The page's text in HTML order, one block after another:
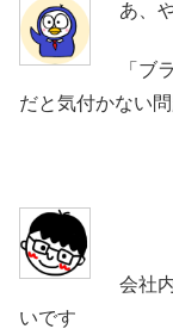
あ、
「ブ
だと気付かない
会社
いです